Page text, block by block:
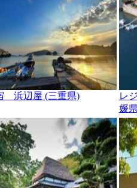
浜辺屋 (三重県)
レ
媛